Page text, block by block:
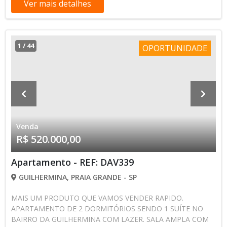
brinquedoteca e academia. Portaria remota e humana.
Desfrute do todo comércio e praias de Mongaguá e Praia
Grande! Agende visita comigo! Vera Nosari CRECI: 300.428 - F
Ver mais detalhes
1 / 44 OPORTUNIDADE
Venda
R$ 520.000,00
Apartamento - REF: DAV339
GUILHERMINA, PRAIA GRANDE - SP
MAIS UM PRODUTO QUE VAMOS VENDER RAPIDO.
APARTAMENTO DE 2 DORMITÓRIOS SENDO 1 SUÍTE NO
BAIRRO DA GUILHERMINA COM LAZER. SALA AMPLA COM